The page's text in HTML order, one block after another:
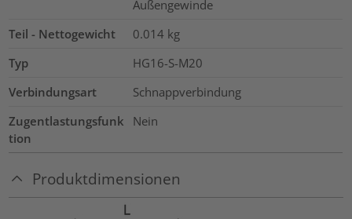
Außengewinde
Teil - Nettogewicht
0.014 kg
Typ
HG16-S-M20
Verbindungsart
Schnappverbindung
Zugentlastungsfunk
tion
Nein
Produktdimensionen